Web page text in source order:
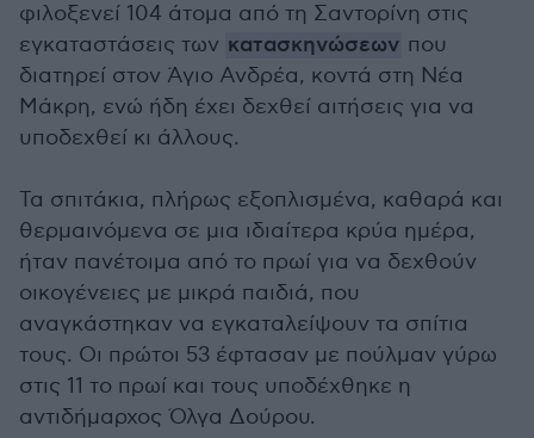
φιλοξενεί 104 άτομα από τη Σαντορίνη στις
εγκαταστάσεις των κατασκηνώσεων που
διατηρεί στον Άγιο Ανδρέα, κοντά στη Νέα
Μάκρη, ενώ ήδη έχει δεχθεί αιτήσεις για να
υποδεχθεί κι άλλους.
Τα σπιτάκια, πλήρως εξοπλισμένα, καθαρά και
θερμαινόμενα σε μια ιδιαίτερα κρύα ημέρα,
ήταν πανέτοιμα από το πρωί για να δεχθούν
οικογένειες με μικρά παιδιά, που
αναγκάστηκαν να εγκαταλείψουν τα σπίτια
τους. Οι πρώτοι 53 έφτασαν με πούλμαν γύρω
στις 11 το πρωί και τους υποδέχθηκε η
αντιδήμαρχος Όλγα Δούρου.